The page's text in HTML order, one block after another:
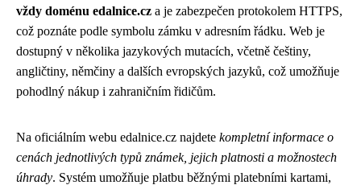
vždy doménu edalnice.cz a je zabezpečen protokolem HTTPS,
což poznáte podle symbolu zámku v adresním řádku. Web je
dostupný v několika jazykových mutacích, včetně češtiny,
angličtiny, němčiny a dalších evropských jazyků, což umožňuje
pohodlný nákup i zahraničním řidičům.
Na oficiálním webu edalnice.cz najdete kompletní informace o
cenách jednotlivých typů známek, jejich platnosti a možnostech
úhrady. Systém umožňuje platbu běžnými platebními kartami,